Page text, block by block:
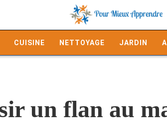
CUISINE NETTOYAGE JARDIN
un flan au